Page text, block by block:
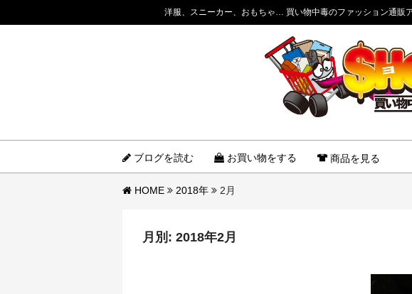
洋服、スニーカー、おもちゃ… 買い物中毒のファッション通販
ブログを読む お買い物をする 商品を見る
HOME 2018年 2月
月別: 2018年2月